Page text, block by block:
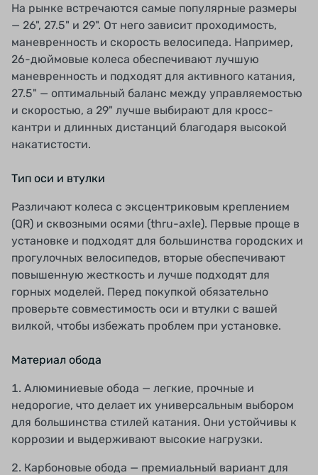
На рынке встречаются самые популярные размеры
— 26", 27.5" и 29". От него зависит проходимость,
маневренность и скорость велосипеда. Например,
26-дюймовые колеса обеспечивают лучшую
маневренность и подходят для активного катания,
27.5" — оптимальный баланс между управляемостью
и скоростью, а 29" лучше выбирают для кросс-
кантри и длинных дистанций благодаря высокой
накатистости.
Тип оси и втулки
Различают колеса с эксцентриковым креплением
(QR) и сквозными осями (thru-axle). Первые проще в
установке и подходят для большинства городских и
прогулочных велосипедов, вторые обеспечивают
повышенную жесткость и лучше подходят для
горных моделей. Перед покупкой обязательно
проверьте совместимость оси и втулки с вашей
вилкой, чтобы избежать проблем при установке.
Материал обода
Алюминиевые обода — легкие, прочные и
недорогие, что делает их универсальным выбором
для большинства стилей катания. Они устойчивы к
коррозии и выдерживают высокие нагрузки.
Карбоновые обода — премиальный вариант для